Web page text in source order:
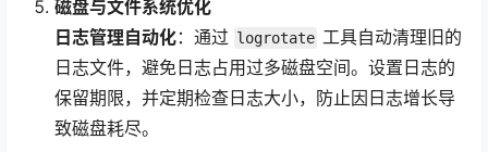
磁盘与文件系统优化
日志管理自动化：通过 logrotate 工具自动清理旧的
日志文件，避免日志占用过多磁盘空间。设置日志的
保留期限，并定期检查日志大小，防止因日志增长导
致磁盘耗尽。